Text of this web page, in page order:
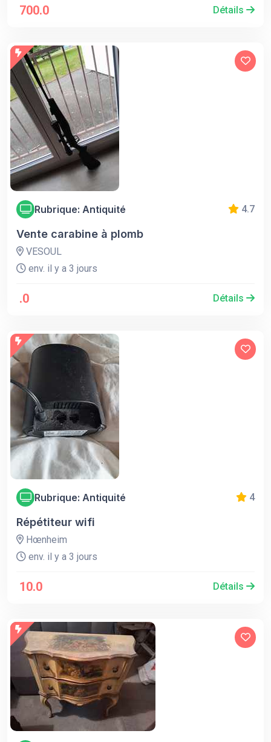
700.0 Détails
Rubrique: Antiquité 4.7
Vente carabine à plomb
VESOUL
env. il y a 3 jours
.0 Détails
Rubrique: Antiquité 4
Répétiteur wifi
Hœnheim
env. il y a 3 jours
10.0 Détails